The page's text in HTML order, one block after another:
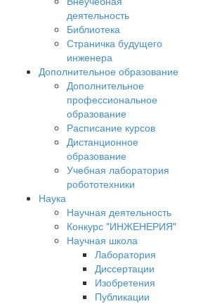
деятельность
Библиотека
Страничка будущего
инженера
Дополнительное образование
Дополнительное
профессиональное
образование
Расписание курсов
Дистанционное
образование
Учебная лаборатория
робототехники
Наука
Научная деятельность
Конкурс "ИНЖЕНЕРИЯ"
Научная школа
Лаборатория
Диссертации
Изобретения
Публикации